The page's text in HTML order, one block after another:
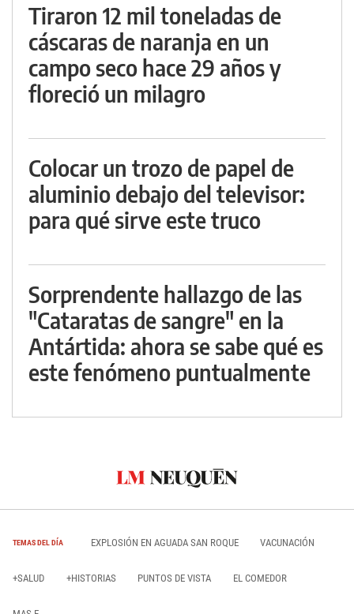
Tiraron 12 mil toneladas de
cáscaras de naranja en un
campo seco hace 29 años y
floreció un milagro
Colocar un trozo de papel de
aluminio debajo del televisor:
para qué sirve este truco
Sorprendente hallazgo de las
"Cataratas de sangre" en la
Antártida: ahora se sabe qué es
este fenómeno puntualmente
TEMAS DEL DÍA EXPLOSIÓN EN AGUADA SAN ROQUE VACUNACIÓN
+SALUD +HISTORIAS PUNTOS DE VISTA EL COMEDOR